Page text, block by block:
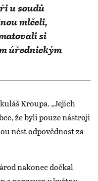
u soudů
mlčeli,
si
úřednickým
Kroupa. „Jejich
že byli pouze nástroji
nést odpovědnost za
nakonec dočkal